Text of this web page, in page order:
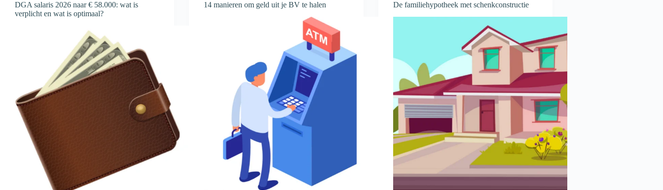
DGA salaris 2026 naar € 58.000: wat is
verplicht en wat is optimaal?
14 manieren om geld uit je BV te halen De familiehypotheek met schenkconstructie